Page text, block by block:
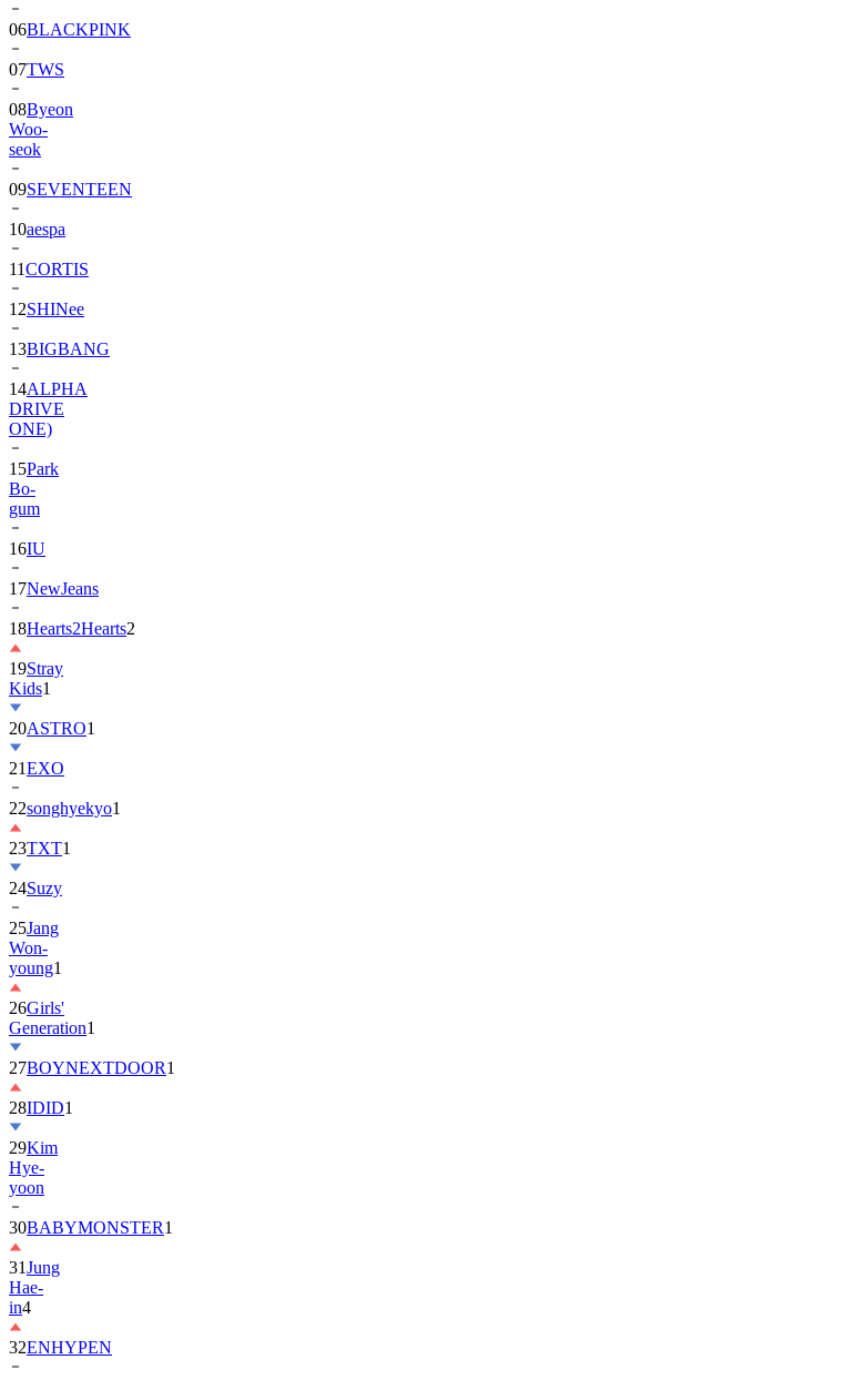
06BLACKPINK
07TWS
08Byeon
Woo-
seok
09SEVENTEEN
10aespa
11CORTIS
12SHINee
13BIGBANG
14ALPHA
DRIVE
ONE)
15Park
Bo-
gum
16IU
17NewJeans
18Hearts2Hearts2
19Stray
Kids1
20ASTRO1
21EXO
22songhyekyo1
23TXT1
24Suzy
25Jang
Won-
young1
26Girls'
Generation1
27BOYNEXTDOOR1
28IDID1
29Kim
Hye-
yoon
30BABYMONSTER1
31Jung
Hae-
in4
32ENHYPEN